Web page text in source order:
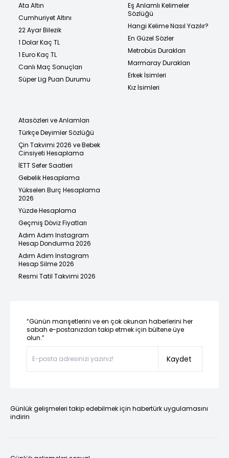
Ata Altın
Cumhuriyet Altını
22 Ayar Bilezik
1 Dolar Kaç TL
1 Euro Kaç TL
Canlı Maç Sonuçları
Süper Lig Puan Durumu
Eş Anlamlı Kelimeler
Sözlüğü
Hangi Kelime Nasıl Yazılır?
En Güzel Sözler
Metrobüs Durakları
Marmaray Durakları
Erkek İsimleri
Kız İsimleri
Atasözleri ve Anlamları
Türkçe Deyimler Sözlüğü
Çin Takvimi 2026 ve Bebek
Cinsiyeti Hesaplama
İETT Sefer Saatleri
Gebelik Hesaplama
Yükselen Burç Hesaplama
2026
Yüzde Hesaplama
Geçmiş Döviz Fiyatları
Adım Adım Instagram
Hesap Dondurma 2026
Adım Adım Instagram
Hesap Silme 2026
Resmi Tatil Takvimi 2026
“Günün manşetlerini ve en çok okunan haberlerini her
sabah e-postanızdan takip etmek için bültene üye
olun.”
Kaydet
Günlük gelişmeleri takip edebilmek için habertürk uygulamasını
indirin